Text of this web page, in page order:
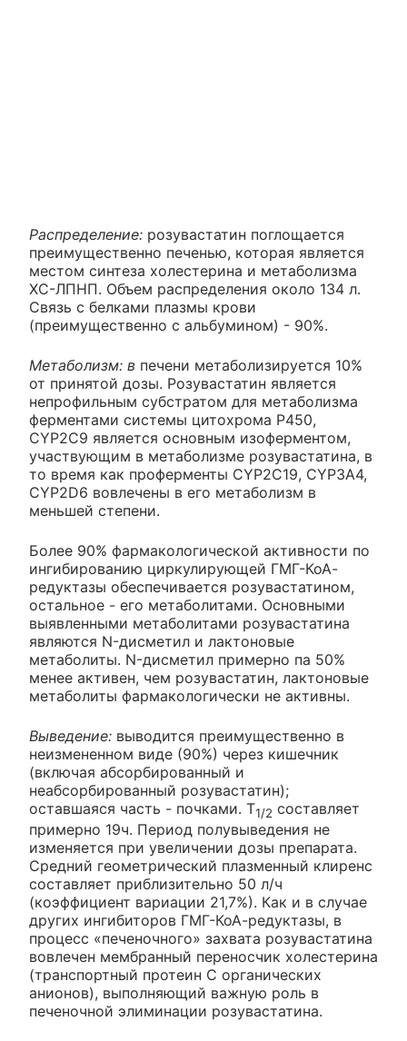
Распределение: розувастатин поглощается
преимущественно печенью, которая является
местом синтеза холестерина и метаболизма
ХС-ЛПНП. Объем распределения около 134 л.
Связь с белками плазмы крови
(преимущественно с альбумином) - 90%.
Метаболизм: в печени метаболизируется 10%
от принятой дозы. Розувастатин является
непрофильным субстратом для метаболизма
ферментами системы цитохрома Р450,
CYP2C9 является основным изоферментом,
участвующим в метаболизме розувастатина, в
то время как проферменты CYP2C19, CYP3A4,
CYP2D6 вовлечены в его метаболизм в
меньшей степени.
Более 90% фармакологической активности по
ингибированию циркулирующей ГМГ-КоА-
редуктазы обеспечивается розувастатином,
остальное - его метаболитами. Основными
выявленными метаболитами розувастатина
являются N-дисметил и лактоновые
метаболиты. N-дисметил примерно па 50%
менее активен, чем розувастатин, лактоновые
метаболиты фармакологически не активны.
Выведение: выводится преимущественно в
неизмененном виде (90%) через кишечник
(включая абсорбированный и
неабсорбированный розувастатин);
оставшаяся часть - почками. T1/2 составляет
примерно 19ч. Период полувыведения не
изменяется при увеличении дозы препарата.
Средний геометрический плазменный клиренс
составляет приблизительно 50 л/ч
(коэффициент вариации 21,7%). Как и в случае
других ингибиторов ГМГ-КоА-редуктазы, в
процесс «печеночного» захвата розувастатина
вовлечен мембранный переносчик холестерина
(транспортный протеин С органических
анионов), выполняющий важную роль в
печеночной элиминации розувастатина.